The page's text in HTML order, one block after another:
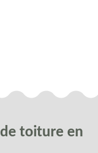
toiture en